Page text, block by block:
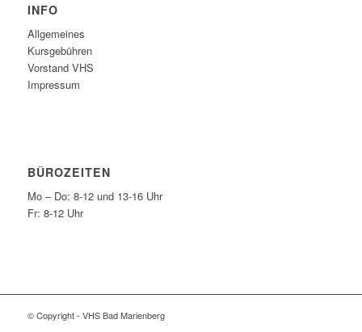
INFO
Allgemeines
Kursgebühren
Vorstand VHS
Impressum
BÜROZEITEN
Mo – Do: 8-12 und 13-16 Uhr
Fr: 8-12 Uhr
© Copyright - VHS Bad Marienberg